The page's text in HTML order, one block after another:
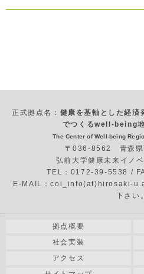
正式拠点名： 健康を基軸とした経済
でつくるwell-being
The Center of Well-being
〒036-8562 青森県
弘前大学健康未来イノ
TEL：0172-39-5538 /
E-MAIL：coi_info(at)hirosaki-
下さい。
拠点概要
社会実装
アクセス